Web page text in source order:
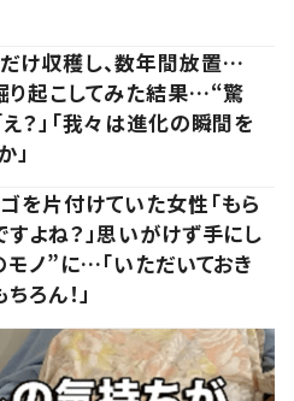
け収穫し、数年間放置…
り起こしてみた結果…“驚
？」「我々は進化の瞬間を
」
を片付けていた女性「もら
すよね？」思いがけず手にし
モノ”に…「いただいておき
ちろん！」